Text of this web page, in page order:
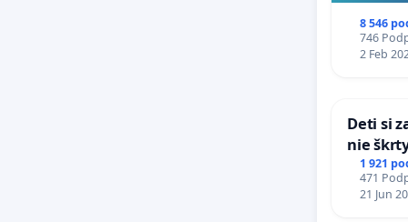
8 546
746
2 Feb
Deti si
nie
školstve
1 921
471
21 Jun